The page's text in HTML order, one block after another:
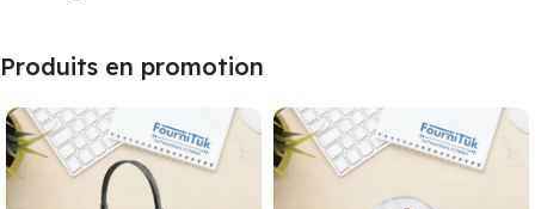
Produits en promotion